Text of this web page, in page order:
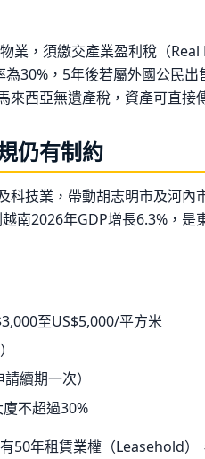
業，須繳交產業盈利稅（
30%，5年後若屬外國公民
來西亞無遺產稅，資產可直接
仍有制約
科技業，帶動胡志明市及河內
南2026年GDP增長6.3%，是
至US$5,000/平方米
續期一次）
不超過30%
50年租賃業權（Leasehold）